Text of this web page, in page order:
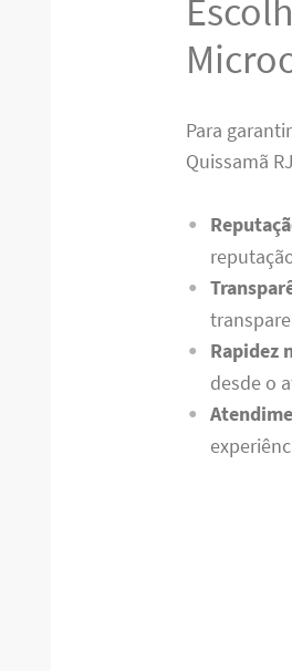
Para
Quissamã
Rapidez
desde o